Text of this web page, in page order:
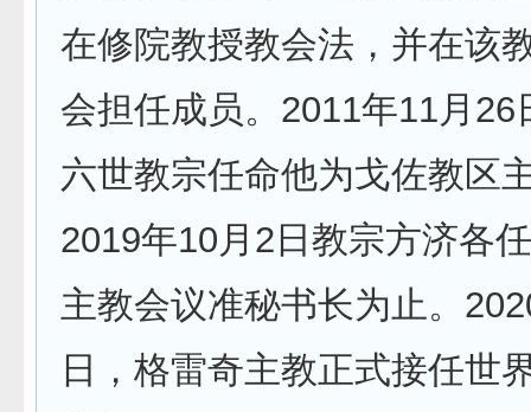
在修院教授教会法，并在该
会担任成员。2011年11月26
六世教宗任命他为戈佐教区
2019年10月2日教宗方济各
主教会议准秘书长为止。
日，格雷奇主教正式接任世